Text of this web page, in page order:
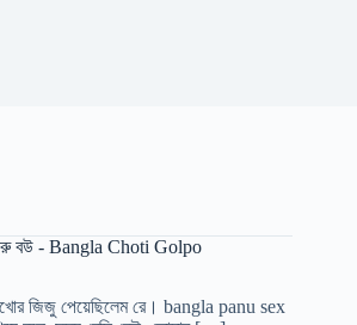
বউ - Bangla Choti Golpo
জিজু পেয়েছিলেম রে। bangla panu sex